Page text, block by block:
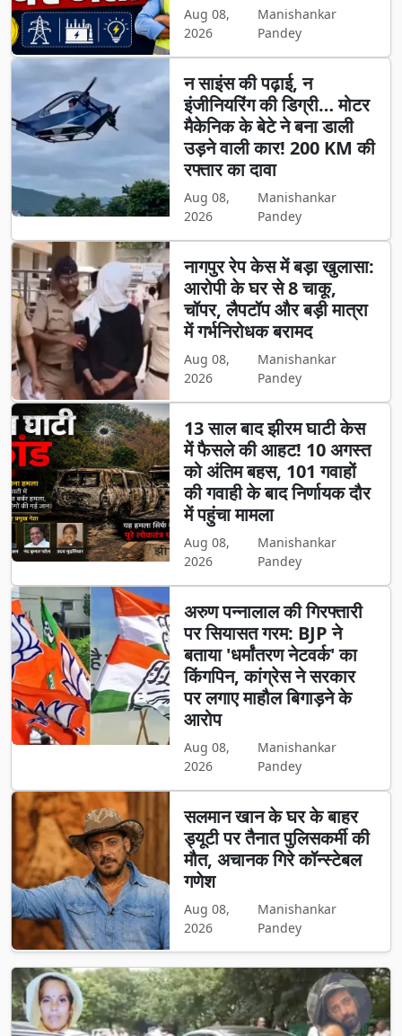
Aug 08,
2026
Manishankar
Pandey
न साइंस की पढ़ाई, न
इंजीनियरिंग की डिग्री… मोटर
मैकेनिक के बेटे ने बना डाली
उड़ने वाली कार! 200 KM की
रफ्तार का दावा
Aug 08,
2026
Manishankar
Pandey
नागपुर रेप केस में बड़ा खुलासा:
आरोपी के घर से 8 चाकू,
चॉपर, लैपटॉप और बड़ी मात्रा
में गर्भनिरोधक बरामद
Aug 08,
2026
Manishankar
Pandey
13 साल बाद झीरम घाटी केस
में फैसले की आहट! 10 अगस्त
को अंतिम बहस, 101 गवाहों
की गवाही के बाद निर्णायक दौर
में पहुंचा मामला
Aug 08,
2026
Manishankar
Pandey
अरुण पन्नालाल की गिरफ्तारी
पर सियासत गरम: BJP ने
बताया 'धर्मांतरण नेटवर्क' का
किंगपिन, कांग्रेस ने सरकार
पर लगाए माहौल बिगाड़ने के
आरोप
Aug 08,
2026
Manishankar
Pandey
सलमान खान के घर के बाहर
ड्यूटी पर तैनात पुलिसकर्मी की
मौत, अचानक गिरे कॉन्स्टेबल
गणेश
Aug 08,
2026
Manishankar
Pandey